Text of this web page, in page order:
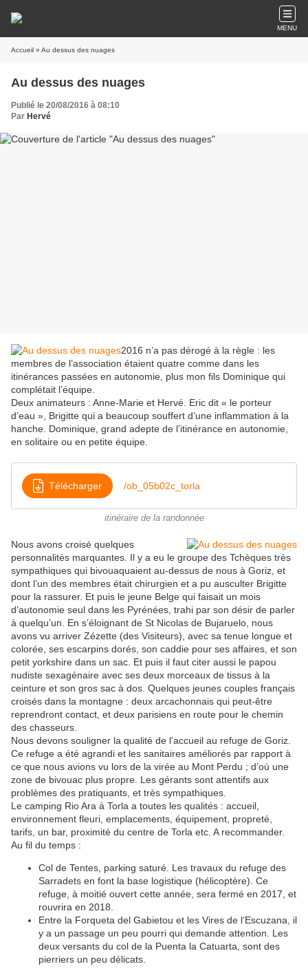
MENU
Accueil » Au dessus des nuages
Au dessus des nuages
Publié le 20/08/2016 à 08:10
Par Hervé
2016 n’a pas dérogé à la règle : les
membres de l’association étaient quatre comme dans les
itinérances passées en autonomie, plus mon fils Dominique qui
complétait l’équipe.
Deux animateurs : Anne-Marie et Hervé. Eric dit « le porteur
d’eau », Brigitte qui a beaucoup souffert d’une inflammation à la
hanche. Dominique, grand adepte de l’itinérance en autonomie,
en solitaire ou en petite équipe.
Télécharger /ob_05b02c_torla
itinéraire de la randonnée
Nous avons croisé quelques
personnalités marquantes. Il y a eu le groupe des Tchèques très
sympathiques qui bivouaquaient au-dessus de nous à Goriz, et
dont l’un des membres était chirurgien et a pu ausculter Brigitte
pour la rassurer. Et puis le jeune Belge qui faisait un mois
d’autonomie seul dans les Pyrénées, trahi par son désir de parler
à quelqu’un. En s’éloignant de St Nicolas de Bujaruelo, nous
avons vu arriver Zézette (des Visiteurs), avec sa tenue longue et
colorée, ses escarpins dorés, son caddie pour ses affaires, et son
petit yorkshire dans un sac. Et puis il faut citer aussi le papou
nudiste sexagénaire avec ses deux morceaux de tissus à la
ceinture et son gros sac à dos. Quelques jeunes couples français
croisés dans la montagne : deux arcachonnais qui peut-être
reprendront contact, et deux parisiens en route pour le chemin
des chasseurs.
Nous devons souligner la qualité de l’accueil au refuge de Goriz.
Ce refuge a été agrandi et les sanitaires améliorés par rapport à
ce que nous avions vu lors de la virée au Mont Perdu ; d’où une
zone de bivouac plus propre. Les gérants sont attentifs aux
problèmes des pratiquants, et très sympathiques.
Le camping Rio Ara à Torla a toutes les qualités : accueil,
environnement fleuri, emplacements, équipement, propreté,
tarifs, un bar, proximité du centre de Torla etc. A recommander.
Au fil du temps :
Col de Tentes, parking saturé. Les travaux du refuge des
Sarradets en font la base logistique (hélicoptère). Ce
refuge, à moitié ouvert cette année, sera fermé en 2017, et
rouvrira en 2018.
Entre la Forqueta del Gabietou et les Vires de l’Escuzana, il
y a un passage un peu pourri qui demande attention. Les
deux versants du col de la Puenta la Catuarta, sont des
pierriers un peu délicats.